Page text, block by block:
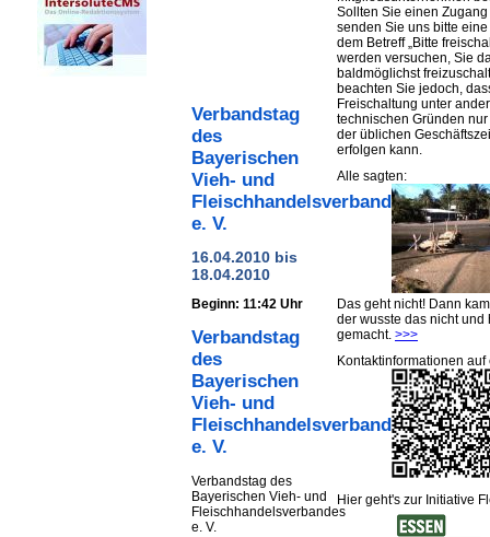
Verbandstag
des
Bayerischen
Vieh- und
Fleischhandelsverbandes
e. V.
16.04.2010 bis
18.04.2010
Beginn: 11:42 Uhr
Verbandstag
des
Bayerischen
Vieh- und
Fleischhandelsverbandes
e. V.
Verbandstag des
Bayerischen Vieh- und
Fleischhandelsverbandes
e. V.
Sollten Sie einen
senden Sie uns bitte
dem Betreff „Bitte
werden versuchen, Sie
baldmöglichst
beachten Sie jedoch,
Freischaltung unter
technischen Gründen
der üblichen
erfolgen kann.
Alle sagten:
Das geht nicht! Dann
der wusste das nicht und
gemacht. >>>
Kontaktinformationen
Hier geht's zur Initiative